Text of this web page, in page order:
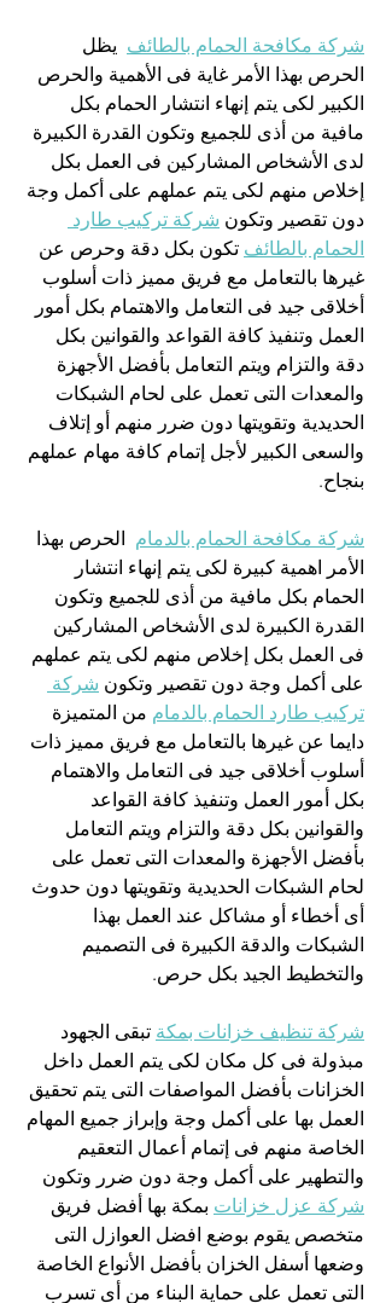
شركة مكافحة الحمام بالطائف
  يظل
الحرص بهذا الأمر غاية فى الأهمية والحرص
الكبير لكى يتم إنهاء انتشار الحمام بكل
مافية من أذى للجميع وتكون القدرة الكبيرة
لدى الأشخاص المشاركين فى العمل بكل
إخلاص منهم لكى يتم عملهم على أكمل وجة
دون تقصير وتكون شركة تركيب طارد
الحمام بالطائف تكون بكل دقة وحرص عن
غيرها بالتعامل مع فريق مميز ذات أسلوب
أخلاقى جيد فى التعامل والاهتمام بكل أمور
العمل وتنفيذ كافة القواعد والقوانين بكل
دقة والتزام ويتم التعامل بأفضل الأجهزة
والمعدات التى تعمل على لحام الشبكات
الحديدية وتقويتها دون ضرر منهم أو إتلاف
والسعى الكبير لأجل إتمام كافة مهام عملهم
بنجاح.
شركة مكافحة الحمام بالدمام
  الحرص بهذا
الأمر اهمية كبيرة لكى يتم إنهاء انتشار
الحمام بكل مافية من أذى للجميع وتكون
القدرة الكبيرة لدى الأشخاص المشاركين
فى العمل بكل إخلاص منهم لكى يتم عملهم
على أكمل وجة دون تقصير وتكون شركة
تركيب طارد الحمام بالدمام من المتميزة
دايما عن غيرها بالتعامل مع فريق مميز ذات
أسلوب أخلاقى جيد فى التعامل والاهتمام
بكل أمور العمل وتنفيذ كافة القواعد
والقوانين بكل دقة والتزام ويتم التعامل
بأفضل الأجهزة والمعدات التى تعمل على
لحام الشبكات الحديدية وتقويتها دون حدوث
أى أخطاء أو مشاكل عند العمل بهذا
الشبكات والدقة الكبيرة فى التصميم
والتخطيط الجيد بكل حرص.
شركة تنظيف خزانات بمكة تبقى الجهود
مبذولة فى كل مكان لكى يتم العمل داخل
الخزانات بأفضل المواصفات التى يتم تحقيق
العمل بها على أكمل وجة وإبراز جميع المهام
الخاصة منهم فى إتمام أعمال التعقيم
والتطهير على أكمل وجة دون ضرر وتكون
شركة عزل خزانات بمكة بها أفضل فريق
متخصص يقوم بوضع افضل العوازل التى
وضعها أسفل الخزان بأفضل الأنواع الخاصة
التى تعمل على حماية البناء من أى تسرب